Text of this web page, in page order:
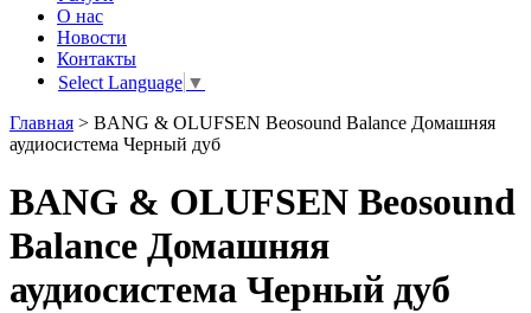
О нас
Новости
Контакты
Select Language ▼
Главная > BANG & OLUFSEN Beosound Balance Домашняя
аудиосистема Черный дуб
BANG & OLUFSEN Beosound
Balance Домашняя
аудиосистема Черный дуб